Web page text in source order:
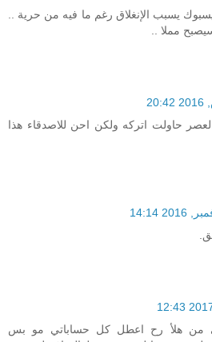
يسبب الإنغلاق رغم ما فيه من حرية ..
مملا ..
حاولت اتركه ولكن احن للاصدقاء هذا
من هلأ رح اعطل كل حساباتي مو بس